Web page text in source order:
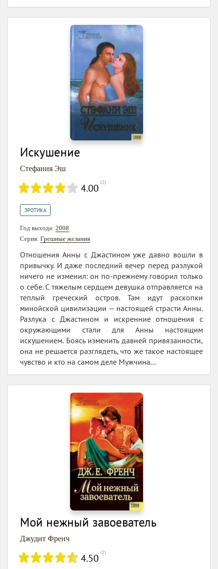
Искушение
Стефания Эш
4.00 (2)
ЭРОТИКА
Год выхода: 2008
Серия: Грешные желания
Отношения Анны с Джастином уже давно вошли в
привычку. И даже последний вечер перед разлукой
ничего не изменил: он по-прежнему говорил только
о себе. С тяжелым сердцем девушка отправляется на
теплый греческий остров. Там идут раскопки
минойской цивилизации — настоящей страсти Анны.
Разлука с Джастином и искренние отношения с
окружающими стали для Анны настоящим
искушением. Боясь изменить давней привязанности,
она не решается разглядеть, что же такое настоящее
чувство и кто на самом деле Мужчина...
Мой нежный завоеватель
Джудит Френч
4.50 (2)